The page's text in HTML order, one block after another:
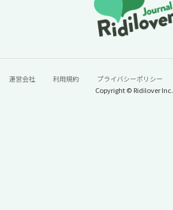
運営会社 利用規約 プライバシーポリシー
Copyright © Ridilover Inc.